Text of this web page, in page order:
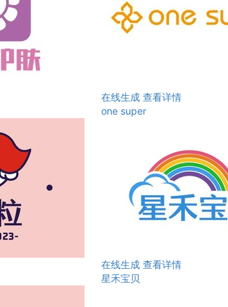
在线生成 查看详情
one super
在线生成 查看详情
星禾宝贝